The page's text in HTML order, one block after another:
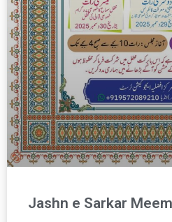
Jashn e Sarkar